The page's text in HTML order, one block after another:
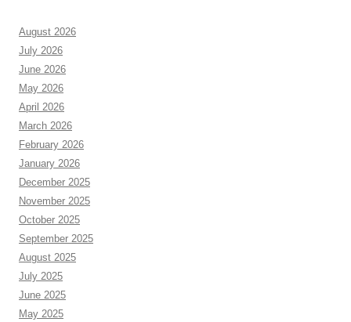
August 2026
July 2026
June 2026
May 2026
April 2026
March 2026
February 2026
January 2026
December 2025
November 2025
October 2025
September 2025
August 2025
July 2025
June 2025
May 2025